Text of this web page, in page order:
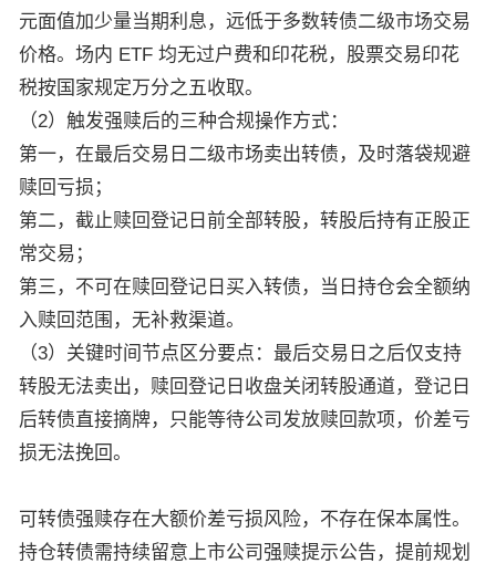
元面值加少量当期利息，远低于多数转债二级市场交易
价格。场内 ETF 均无过户费和印花税，股票交易印花
税按国家规定万分之五收取。
（2）触发强赎后的三种合规操作方式：
第一，在最后交易日二级市场卖出转债，及时落袋规避
赎回亏损；
第二，截止赎回登记日前全部转股，转股后持有正股正
常交易；
第三，不可在赎回登记日买入转债，当日持仓会全额纳
入赎回范围，无补救渠道。
（3）关键时间节点区分要点：最后交易日之后仅支持
转股无法卖出，赎回登记日收盘关闭转股通道，登记日
后转债直接摘牌，只能等待公司发放赎回款项，价差亏
损无法挽回。
可转债强赎存在大额价差亏损风险，不存在保本属性。
持仓转债需持续留意上市公司强赎提示公告，提前规划